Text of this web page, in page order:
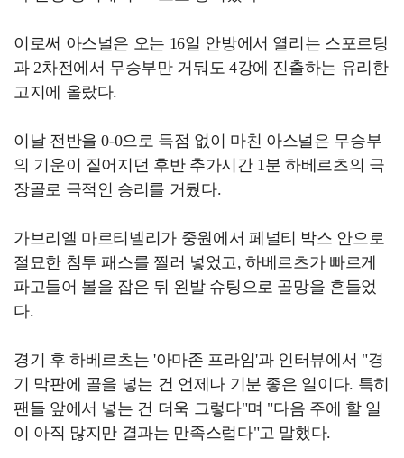
이로써 아스널은 오는 16일 안방에서 열리는 스포르팅
과 2차전에서 무승부만 거둬도 4강에 진출하는 유리한
고지에 올랐다.
이날 전반을 0-0으로 득점 없이 마친 아스널은 무승부
의 기운이 짙어지던 후반 추가시간 1분 하베르츠의 극
장골로 극적인 승리를 거뒀다.
가브리엘 마르티넬리가 중원에서 페널티 박스 안으로
절묘한 침투 패스를 찔러 넣었고, 하베르츠가 빠르게
파고들어 볼을 잡은 뒤 왼발 슈팅으로 골망을 흔들었
다.
경기 후 하베르츠는 '아마존 프라임'과 인터뷰에서 "경
기 막판에 골을 넣는 건 언제나 기분 좋은 일이다. 특히
팬들 앞에서 넣는 건 더욱 그렇다"며 "다음 주에 할 일
이 아직 많지만 결과는 만족스럽다"고 말했다.